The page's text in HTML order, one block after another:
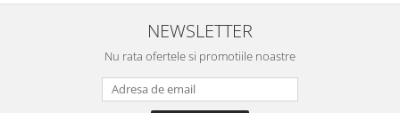
NEWSLETTER
Nu rata ofertele si promotiile noastre